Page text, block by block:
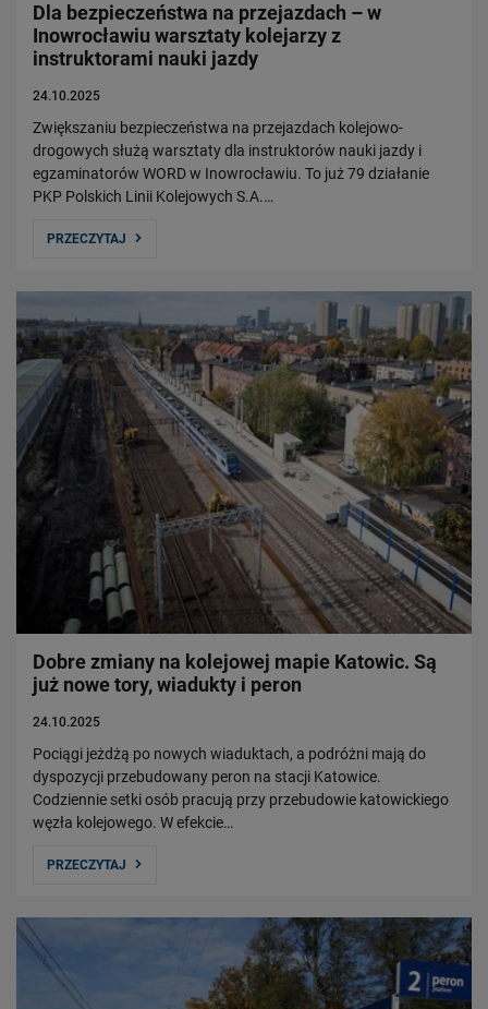
Dla bezpieczeństwa na przejazdach – w
Inowrocławiu warsztaty kolejarzy z
instruktorami nauki jazdy
24.10.2025
Zwiększaniu bezpieczeństwa na przejazdach kolejowo-
drogowych służą warsztaty dla instruktorów nauki jazdy i
egzaminatorów WORD w Inowrocławiu. To już 79 działanie
PKP Polskich Linii Kolejowych S.A.…
PRZECZYTAJ
Dobre zmiany na kolejowej mapie Katowic. Są
już nowe tory, wiadukty i peron
24.10.2025
Pociągi jeżdżą po nowych wiaduktach, a podróżni mają do
dyspozycji przebudowany peron na stacji Katowice.
Codziennie setki osób pracują przy przebudowie katowickiego
węzła kolejowego. W efekcie…
PRZECZYTAJ